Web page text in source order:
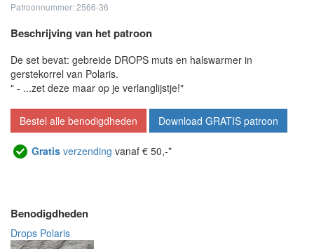
Patroonnummer: 2566-36
Beschrijving van het patroon
De set bevat: gebreide DROPS muts en halswarmer in
gerstekorrel van Polaris.
" - ...zet deze maar op je verlanglijstje!"
Bestel alle benodigdheden Download GRATIS patroon
Gratis verzending vanaf € 50,-*
Benodigdheden
Drops Polaris